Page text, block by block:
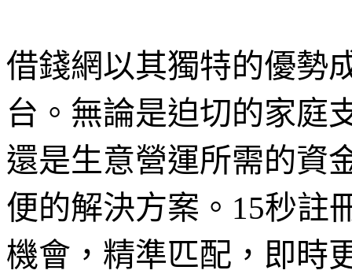
借錢網以其獨特的優勢
台。無論是迫切的家庭
還是生意營運所需的資
便的解決方案。15秒註
機會，精準匹配，即時